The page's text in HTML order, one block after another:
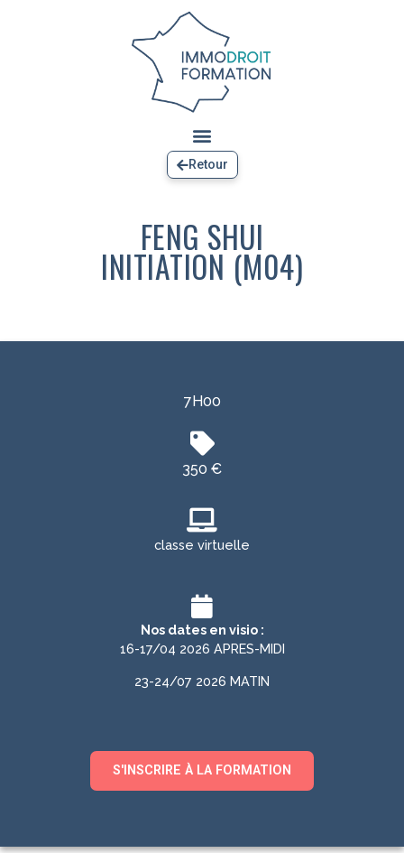
Retour
FENG SHUI
INITIATION (M04)
7H00
350 €
classe virtuelle
Nos dates en visio :
16-17/04 2026 APRES-MIDI
23-24/07 2026 MATIN
S'INSCRIRE À LA FORMATION